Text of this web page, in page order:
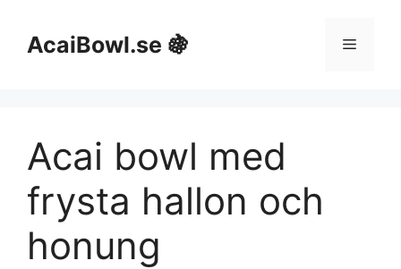
innehållAcaiBowl.se 🍇 Meny
Acai bowl med
frysta hallon och
honung